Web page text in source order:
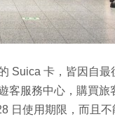
Suica 卡，皆因自最
客服務中心，購買旅
日使用期限，而且不